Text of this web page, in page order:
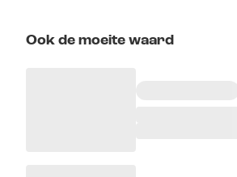
Ook de moeite waard